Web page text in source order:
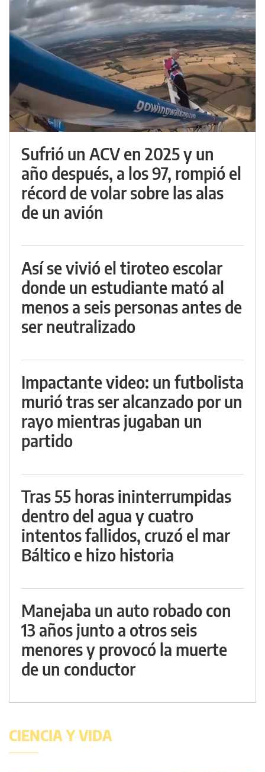
Sufrió un ACV en 2025 y un
año después, a los 97, rompió el
récord de volar sobre las alas
de un avión
Así se vivió el tiroteo escolar
donde un estudiante mató al
menos a seis personas antes de
ser neutralizado
Impactante video: un futbolista
murió tras ser alcanzado por un
rayo mientras jugaban un
partido
Tras 55 horas ininterrumpidas
dentro del agua y cuatro
intentos fallidos, cruzó el mar
Báltico e hizo historia
Manejaba un auto robado con
13 años junto a otros seis
menores y provocó la muerte
de un conductor
CIENCIA Y VIDA